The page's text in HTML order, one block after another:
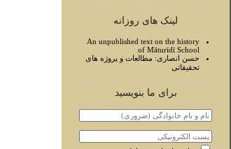
لینک های روزانه
An unpublished text on the history
of Māturīdī School
حسن انصاری: مطالعات و پروژه های
تحقیقاتی
برای ما بنویسید